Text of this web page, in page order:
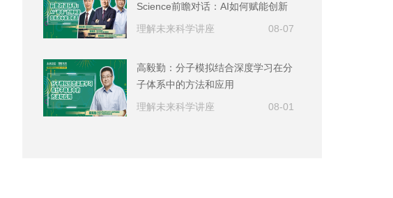
Science前瞻对话：AI如何赋能创新
药研发？AI+药物研发面临的机遇与
理解未来科学讲座 08-07
高毅勤：分子模拟结合深度学习在分
子体系中的方法和应用
理解未来科学讲座
08-01